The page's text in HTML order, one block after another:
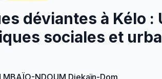
déviantes à Kélo :
sociales et
MBAÏO-NDOUM Djekaïn-Dom